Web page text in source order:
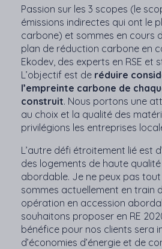
Passion sur les 3 scopes (le
émissions indirectes qui ont le
carbone) et sommes en cours
plan de réduction carbone en
Ekodev, des experts en RSE et
L’objectif est de réduire
l’empreinte carbone de
construit. Nous portons une
au choix et la qualité des
privilégions les entreprises
L’autre défi étroitement lié est
des logements de haute
abordable. Je ne peux pas
sommes actuellement en train
opération en accession
souhaitons proposer en RE
bénéfice pour nos clients sera
d’économies d’énergie et de